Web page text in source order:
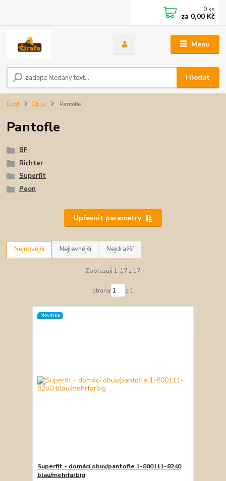
Menu
Hledat
0 ks
za 0,00 Kč
Úvod Obuv Pantofle
Pantofle
BF
Richter
Superfit
Peon
Upřesnit parametry
Nejnovější Nejlevnější Nejdražší
Zobrazuji 1-17 z 17
strana z 1
Novinka
Superfit - domácí obuv/pantofle 1-800111-8240
blau/mehrfarbig